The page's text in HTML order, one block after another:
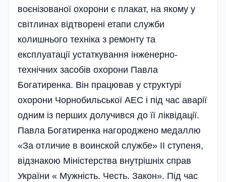
воєнізованої охорони є плакат, на якому у
світлинах відтворені етапи служби
колишнього техніка з ремонту та
експлуатації устаткування інженерно-
технічних засобів охорони Павла
Богатиренка. Він працював у структурі
охорони Чорнобильської АЕС і під час аварії
одним із перших долучився до її ліквідації.
Павла Богатиренка нагороджено медаллю
«За отличие в воинской службе» ІІ ступеня,
відзнакою Міністерства внутрішніх справ
України « Мужність. Честь. Закон». Під час